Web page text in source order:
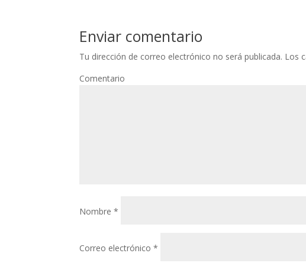
Enviar comentario
Tu dirección de correo electrónico no será publicada. Los
Comentario
Nombre*
Correo electrónico*